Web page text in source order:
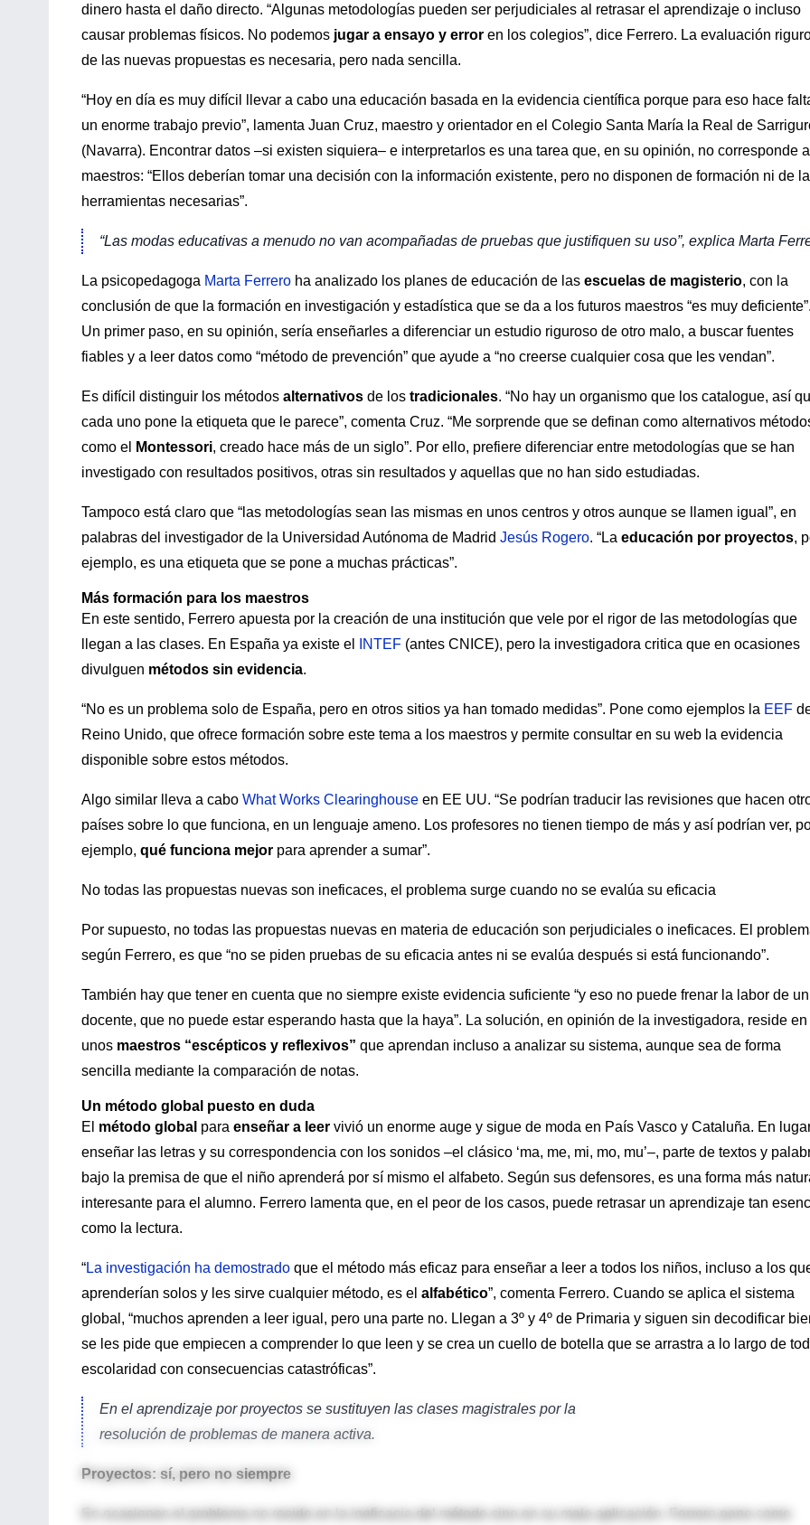
dinero hasta el daño directo. “Algunas metodologías pueden ser perjudiciales al retrasar el aprendizaje o incluso
causar problemas físicos. No podemos jugar a ensayo y error en los colegios”, dice Ferrero. La evaluación
de las nuevas propuestas es necesaria, pero nada sencilla.
“Hoy en día es muy difícil llevar a cabo una educación basada en la evidencia científica porque para eso hace
un enorme trabajo previo”, lamenta Juan Cruz, maestro y orientador en el Colegio Santa María la Real de
(Navarra). Encontrar datos –si existen siquiera– e interpretarlos es una tarea que, en su opinión, no corresponde
maestros: “Ellos deberían tomar una decisión con la información existente, pero no disponen de formación ni de
herramientas necesarias”.
“Las modas educativas a menudo no van acompañadas de pruebas que justifiquen su uso”, explica Marta
La psicopedagoga Marta Ferrero ha analizado los planes de educación de las escuelas de magisterio, con la
conclusión de que la formación en investigación y estadística que se da a los futuros maestros “es muy
Un primer paso, en su opinión, sería enseñarles a diferenciar un estudio riguroso de otro malo, a buscar fuentes
fiables y a leer datos como “método de prevención” que ayude a “no creerse cualquier cosa que les vendan”.
Es difícil distinguir los métodos alternativos de los tradicionales. “No hay un organismo que los catalogue, así
cada uno pone la etiqueta que le parece”, comenta Cruz. “Me sorprende que se definan como alternativos
como el
Montessori, creado hace más de un siglo”. Por ello, prefiere diferenciar entre metodologías que se han
investigado con resultados positivos, otras sin resultados y aquellas que no han sido estudiadas.
Tampoco está claro que “las metodologías sean las mismas en unos centros y otros aunque se llamen igual”, en
palabras del investigador de la Universidad Autónoma de Madrid Jesús Rogero. “La educación por proyectos,
ejemplo, es una etiqueta que se pone a muchas prácticas”.
Más formación para los maestros
En este sentido, Ferrero apuesta por la creación de una institución que vele por el rigor de las metodologías que
llegan a las clases. En España ya existe el
INTEF (antes CNICE), pero la investigadora critica que en ocasiones
divulguen métodos sin evidencia.
“No es un problema solo de España, pero en otros sitios ya han tomado medidas”. Pone como ejemplos la EEF
Reino Unido, que ofrece formación sobre este tema a los maestros y permite consultar en su web la evidencia
disponible sobre estos métodos.
Algo similar lleva a cabo What Works Clearinghouse en EE UU. “Se podrían traducir las revisiones que hacen
países sobre lo que funciona, en un lenguaje ameno. Los profesores no tienen tiempo de más y así podrían ver,
ejemplo, qué funciona mejor para aprender a sumar”.
No todas las propuestas nuevas son ineficaces, el problema surge cuando no se evalúa su eficacia
Por supuesto, no todas las propuestas nuevas en materia de educación son perjudiciales o ineficaces. El
según Ferrero, es que “no se piden pruebas de su eficacia antes ni se evalúa después si está funcionando”.
También hay que tener en cuenta que no siempre existe evidencia suficiente “y eso no puede frenar la labor de un
docente, que no puede estar esperando hasta que la haya”. La solución, en opinión de la investigadora, reside en
unos maestros “escépticos y reflexivos” que aprendan incluso a analizar su sistema, aunque sea de forma
sencilla mediante la comparación de notas.
Un método global puesto en duda
El método global para enseñar a leer vivió un enorme auge y sigue de moda en País Vasco y Cataluña. En
enseñar las letras y su correspondencia con los sonidos –el clásico ‘ma, me, mi, mo, mu’–, parte de textos y
bajo la premisa de que el niño aprenderá por sí mismo el alfabeto. Según sus defensores, es una forma más
interesante para el alumno. Ferrero lamenta que, en el peor de los casos, puede retrasar un aprendizaje tan
como la lectura.
“La investigación ha demostrado que el método más eficaz para enseñar a leer a todos los niños, incluso a los
aprenderían solos y les sirve cualquier método, es el alfabético”, comenta Ferrero. Cuando se aplica el sistema
global, “muchos aprenden a leer igual, pero una parte no. Llegan a 3º y 4º de Primaria y siguen sin decodificar
se les pide que empiecen a comprender lo que leen y se crea un cuello de botella que se arrastra a lo largo de
escolaridad con consecuencias catastróficas”.
En el aprendizaje por proyectos se sustituyen las clases magistrales por la
resolución de problemas de manera activa.
Proyectos: sí, pero no siempre
En ocasiones el problema no reside en la ineficacia del método sino en su mala aplicación. Ferrero pone como